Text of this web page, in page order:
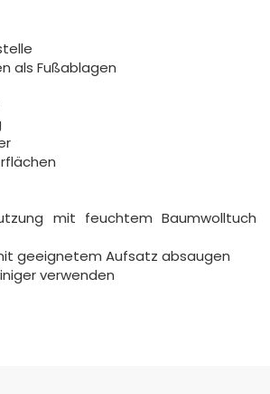
als Fußablagen
mit feuchtem Baumwolltuch
geeignetem Aufsatz absaugen
verwenden